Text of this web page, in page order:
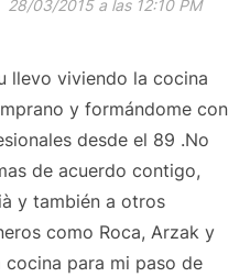
28/03/2015 a las 12:10 PM
llevo viviendo la cocina
y formándome con
desde el 89 .No
de acuerdo contigo,
y también a otros
como Roca, Arzak y
cocina para mi paso de